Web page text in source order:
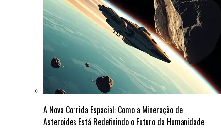
A Nova Corrida Espacial: Como a Mineração de
Asteroides Está Redefinindo o Futuro da Humanidade